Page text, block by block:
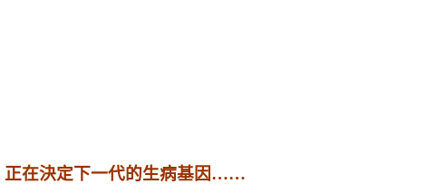
正在決定下一代的生病基因……